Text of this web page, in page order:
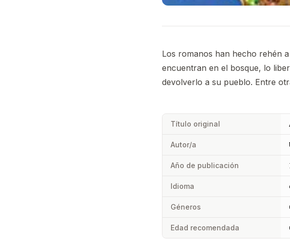
Los romanos han hecho rehén
encuentran en el bosque, lo
devolverlo a su pueblo. Entre
Título original
Autor/a
Año de publicación
Idioma
Géneros
Edad recomendada